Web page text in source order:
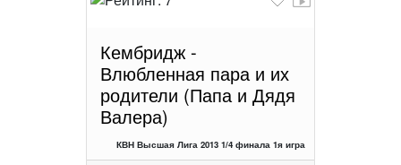
Кембридж -
Влюбленная пара и их
родители (Папа и Дядя
Валера)
КВН Высшая Лига 2013 1/4 финала 1я игра